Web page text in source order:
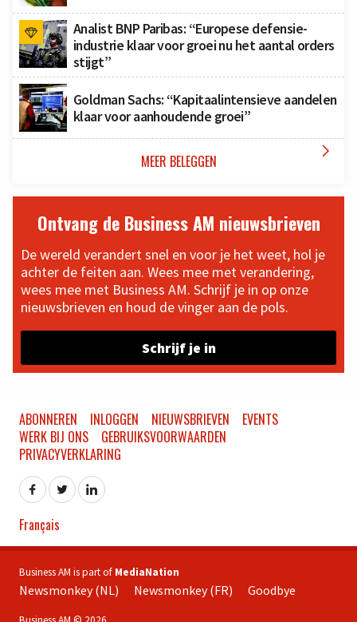
Analist BNP Paribas: “Europese defensie-
industrie klaar voor groei nu het aantal orders
stijgt”
Goldman Sachs: “Kapitaalintensieve aandelen
klaar voor aanhoudende groei”
MEER BELEGGEN 
Ontvang de Business AM nieuwsbrieven
De wereld verandert snel en voor je het weet, hol je
achter de feiten aan. Wees mee met verandering,
wees mee met Business AM. Schrijf je in op onze
nieuwsbrieven en houd de vinger aan de pols.
Schrijf je in
ABONNEREN INLOGGEN NIEUWSBRIEVEN
EVENTS
WERK BIJ ONS
GEBRUIKSVOORWAARDEN
PRIVACYVERKLARING
Français
Business AM is part of MediaNation
Newsmonkey (NL) Newsmonkey (FR) Goodbye